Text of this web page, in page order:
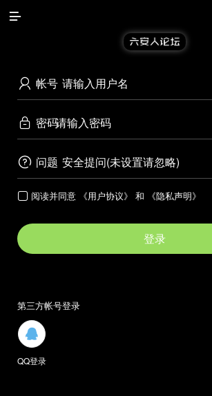

 帐号
 密码
 问题 安全提问(未设置请忽略)
 阅读并同意 《用户协议》 和 《隐私声明》
登录
第三方帐号登录

QQ登录